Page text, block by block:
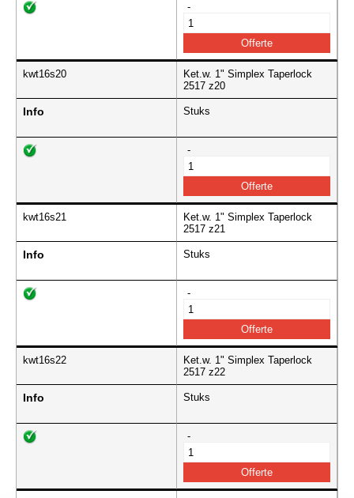
-
kwt16s20
Ket.w. 1" Simplex Taperlock
2517 z20
Info Stuks
-
kwt16s21
Ket.w. 1" Simplex Taperlock
2517 z21
Info Stuks
-
kwt16s22
Ket.w. 1" Simplex Taperlock
2517 z22
Info Stuks
-